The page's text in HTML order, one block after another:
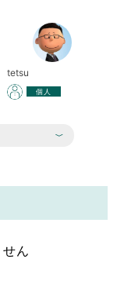
tetsu
個人
ん